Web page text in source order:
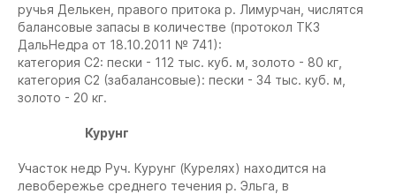
ручья Делькен, правого притока р. Лимурчан, числятся
балансовые запасы в количестве (протокол ТКЗ
ДальНедра от 18.10.2011 № 741):
категория С2: пески - 112 тыс. куб. м, золото - 80 кг,
категория С2 (забалансовые): пески - 34 тыс. куб. м,
золото - 20 кг.
Курунг
Участок недр Руч. Курунг (Курелях) находится на
левобережье среднего течения р. Эльга, в